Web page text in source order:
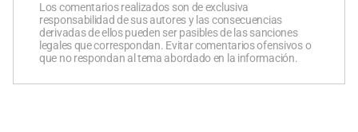
Los comentarios realizados son de exclusiva
responsabilidad de sus autores y las consecuencias
derivadas de ellos pueden ser pasibles de las sanciones
legales que correspondan. Evitar comentarios ofensivos o
que no respondan al tema abordado en la información.